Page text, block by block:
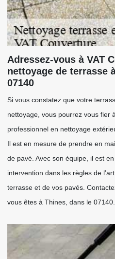
Adressez-vous à VAT
nettoyage de terrasse
07140
Si vous constatez que votre
nettoyage, vous pourrez vous fier
professionnel en nettoyage
Il est en mesure de prendre en
de pavé. Avec son équipe, il est
intervention dans les règles de
terrasse et de vos pavés.
vous êtes à Thines, dans le 07140.